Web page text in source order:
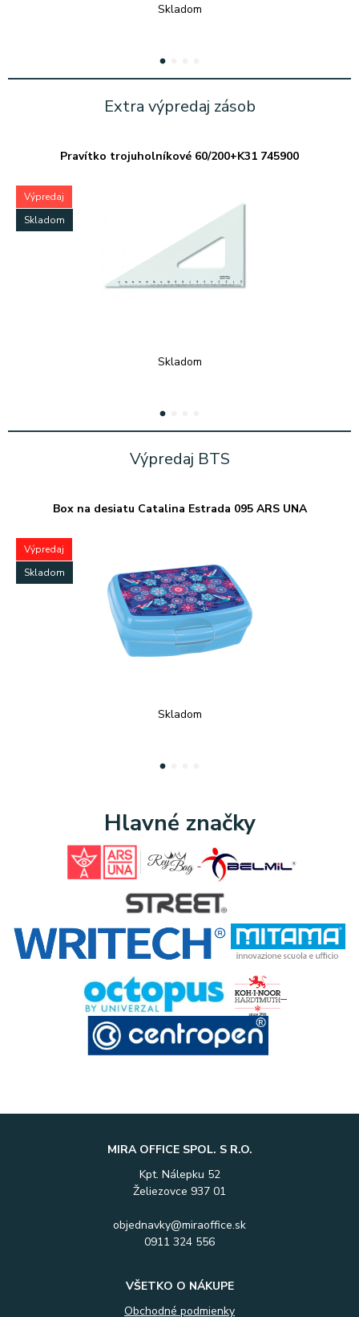
Skladom
1
Extra výpredaj zásob
Pravítko trojuholníkové 60/200+K31 745900
Výpredaj
Skladom
Skladom
1
Výpredaj BTS
Box na desiatu Catalina Estrada 095 ARS UNA
Výpredaj
Skladom
Skladom
1
Hlavné značky
MIRA OFFICE SPOL. S R.O.
Kpt. Nálepku 52
Želiezovce 937 01
objednavky@miraoffice.sk
0911 324 556
VŠETKO O NÁKUPE
Obchodné podmienky